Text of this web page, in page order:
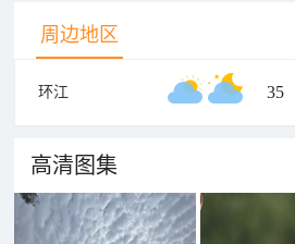
周边地区
环江 35
高清图集